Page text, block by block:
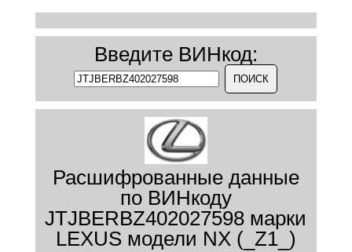
Введите ВИНкод:
Расшифрованные данные
по ВИНкоду
JTJBERBZ402027598 марки
LEXUS модели NX (_Z1_)